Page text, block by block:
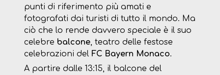
punti di riferimento più amati e
fotografati dai turisti di tutto il mondo. Ma
ciò che lo rende davvero speciale è il suo
celebre balcone, teatro delle festose
celebrazioni del FC Bayern Monaco.
A partire dalle 13:15, il balcone del